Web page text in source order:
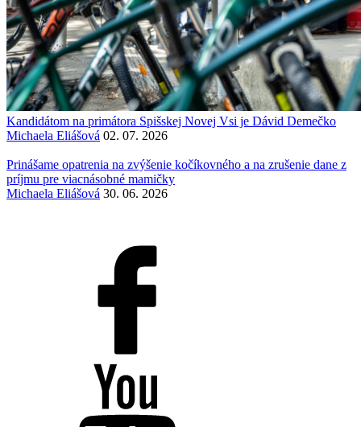
Kandidátom na primátora Spišskej Novej Vsi je Dávid Demečko
Michaela Eliášová 02. 07. 2026
Prinášame opatrenia na zvýšenie kočíkovného a na zrušenie dane z
príjmu pre viacnásobné mamičky
Michaela Eliášová 30. 06. 2026